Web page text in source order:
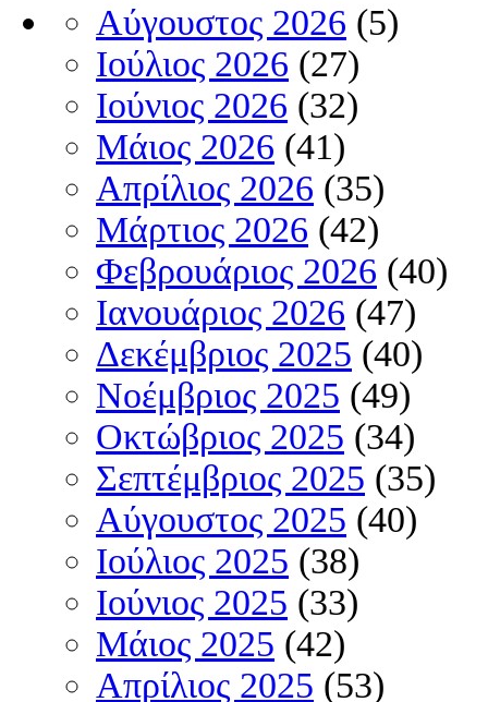
Αύγουστος 2026 (5)
Ιούλιος 2026 (27)
Ιούνιος 2026 (32)
Μάιος 2026 (41)
Απρίλιος 2026 (35)
Μάρτιος 2026 (42)
Φεβρουάριος 2026 (40)
Ιανουάριος 2026 (47)
Δεκέμβριος 2025 (40)
Νοέμβριος 2025 (49)
Οκτώβριος 2025 (34)
Σεπτέμβριος 2025 (35)
Αύγουστος 2025 (40)
Ιούλιος 2025 (38)
Ιούνιος 2025 (33)
Μάιος 2025 (42)
Απρίλιος 2025 (53)